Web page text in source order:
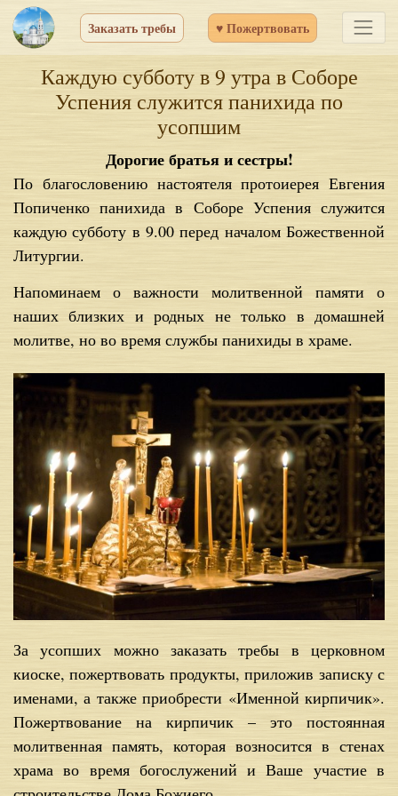
Заказать требы ♥ Пожертвовать
Каждую субботу в 9 утра в Соборе
Успения служится панихида по
усопшим
Дорогие братья и сестры!
По благословению настоятеля протоиерея Евгения
Попиченко панихида в Соборе Успения служится
каждую субботу в 9.00 перед началом Божественной
Литургии.
Напоминаем о важности молитвенной памяти о
наших близких и родных не только в домашней
молитве, но во время службы панихиды в храме.
За усопших можно заказать требы в церковном
киоске, пожертвовать продукты, приложив записку с
именами, а также приобрести «Именной кирпичик».
Пожертвование на кирпичик – это постоянная
молитвенная память, которая возносится в стенах
храма во время богослужений и Ваше участие в